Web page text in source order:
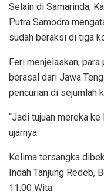
Selain di Samarinda,
Putra Samodra
sudah beraksi di tiga
Feri menjelaskan,
berasal dari Jawa
pencurian di sejumlah
“Jadi tujuan mereka ke
ujarnya.
Kelima tersangka
Indah Tanjung Redeb,
11.00 Wita.